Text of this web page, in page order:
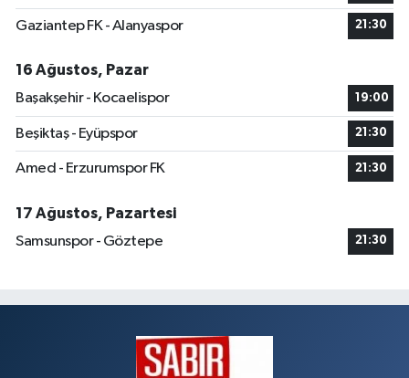
Gaziantep FK - Alanyaspor 21:30
16 Ağustos, Pazar
Başakşehir - Kocaelispor
19:00
Beşiktaş - Eyüpspor 21:30
Amed - Erzurumspor FK 21:30
17 Ağustos, Pazartesi
Samsunspor - Göztepe
21:30